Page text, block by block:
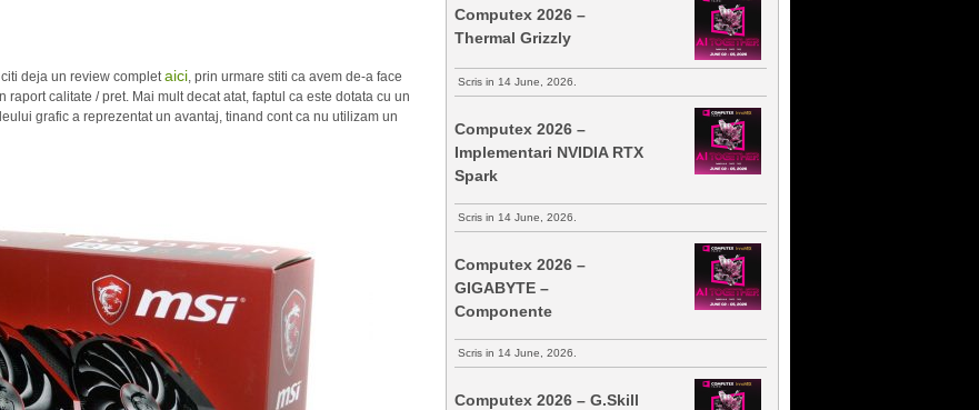
deja un review completaici, prin urmare stiti ca avem de-a face
calitate / pret. Mai mult decat atat, faptul ca este dotata cu un
grafic a reprezentat un avantaj, tinand cont ca nu utilizam un
Computex 2026 –
Thermal Grizzly
Scris in 14 June, 2026.
Computex 2026 –
Implementari NVIDIA RTX
Spark
Scris in 14 June, 2026.
Computex 2026 –
GIGABYTE –
Componente
Scris in 14 June, 2026.
Computex 2026 – G.Skill